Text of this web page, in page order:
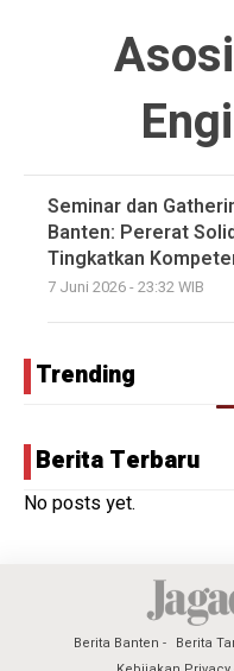
Seminar dan
Banten: Pererat
Tingkatkan
7 Juni 2026 - 23:32 WIB
Trending
Berita Terbaru
No posts yet.
Berita Banten Berita